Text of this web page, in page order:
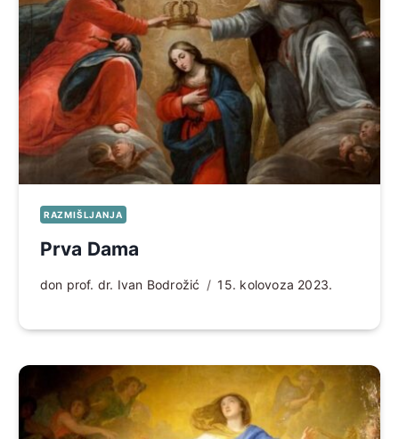
RAZMIŠLJANJA
Prva Dama
don prof. dr. Ivan Bodrožić 15. kolovoza 2023.